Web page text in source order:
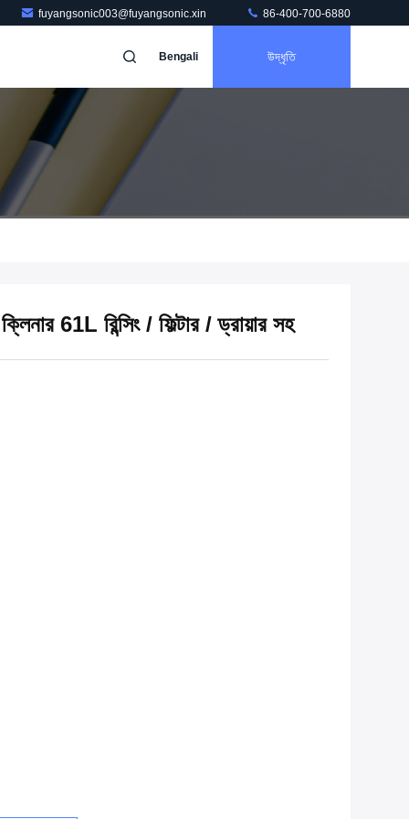
fuyangsonic003@fuyangsonic.xin 86-400-700-6880
Bengali উদ্ধৃতি
ক্লিনার 61L রিন্সিং / ফিল্টার / ড্রায়ার সহ